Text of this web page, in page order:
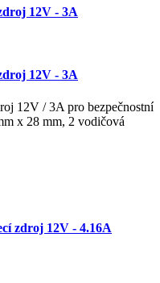
12V - 3A
12V - 3A
12V / 3A pro bezpečnostní
x 28 mm, 2 vodičová
zdroj 12V - 4.16A